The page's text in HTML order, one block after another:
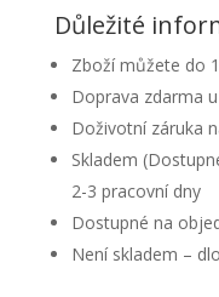
Důležité
Zboží můžete do
Doprava zdarma
Doživotní záruka
Skladem
2-3 pracovní dny
Dostupné na
Není skladem –